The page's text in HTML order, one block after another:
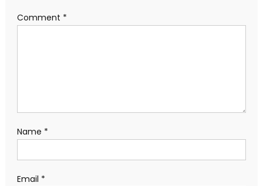
Comment *
Name *
Email *